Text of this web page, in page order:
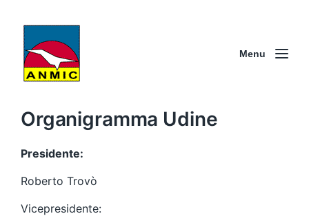
Menu
Organigramma Udine
Presidente:
Roberto Trovò
Vicepresidente: